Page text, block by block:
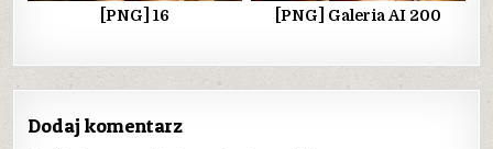
[PNG] 16 [PNG] Galeria AI 200
Dodaj komentarz